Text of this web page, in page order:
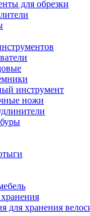
для обрезки
инструмент
ножи
для хранения